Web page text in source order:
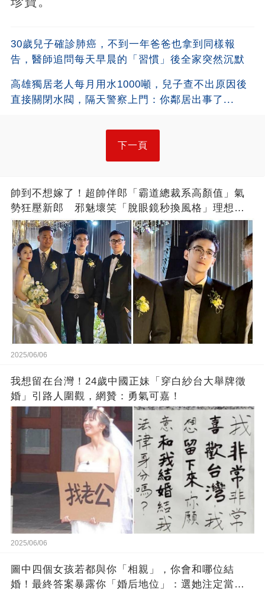
30歲兒子確診肺癌，不到一年爸爸也拿到同樣報
告，醫師追問每天早晨的「習慣」後全家突然沉默
高雄獨居老人每月用水1000噸，兒子查不出原因後
直接關閉水閥，隔天警察上門：你鄰居出事了...
下一頁
帥到不想嫁了！超帥伴郎「霸道總裁系高顏值」氣
勢狂壓新郎 邪魅壞笑「脫眼鏡秒換風格」理想型
曝光
2025/06/06
我想留在台灣！24歲中國正妹「穿白紗台大舉牌徵
婚」引路人圍觀，網贊：勇氣可嘉！
2025/06/06
圖中四個女孩若都與你「相親」，你會和哪位結
婚！最終答案暴露你「婚后地位」：選她注定當工